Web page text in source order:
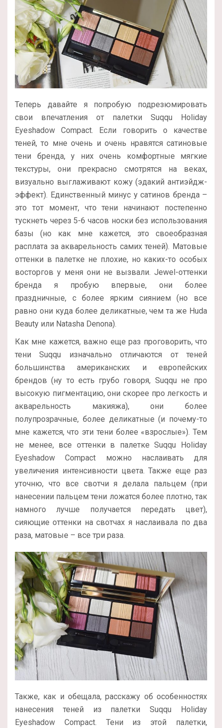
Теперь давайте я попробую подрезюмировать
свои впечатления от палетки Suqqu Holiday
Eyeshadow Compact. Если говорить о качестве
теней, то мне очень и очень нравятся сатиновые
тени бренда, у них очень комфортные мягкие
текстуры, они прекрасно смотрятся на веках,
визуально выглаживают кожу (эдакий антиэйдж-
эффект). Единственный минус у сатинов бренда –
это тот момент, что тени начинают постепенно
тускнеть через 5-6 часов носки без использования
базы (но как мне кажется, это своеобразная
расплата за акварельность самих теней). Матовые
оттенки в палетке не плохие, но каких-то особых
восторгов у меня они не вызвали. Jewel-оттенки
бренда я пробую впервые, они более
праздничные, с более ярким сиянием (но все
равно они куда более деликатные, чем та же Huda
Beauty или Natasha Denona).
Как мне кажется, важно еще раз проговорить, что
тени Suqqu изначально отличаются от теней
большинства американских и европейских
брендов (ну то есть грубо говоря, Suqqu не про
высокую пигментацию, они скорее про легкость и
акварельность макияжа), они более
полупрозрачные, более деликатные (и почему-то
мне кажется, что эти тени более «взрослые»). Тем
не менее, все оттенки в палетке Suqqu Holiday
Eyeshadow Compact можно наслаивать для
увеличения интенсивности цвета. Также еще раз
уточню, что все свотчи я делала пальцем (при
нанесении пальцем тени ложатся более плотно, так
намного лучше получается передать цвет),
сияющие оттенки на свотчах я наслаивала по два
раза, матовые – все три раза.
Также, как и обещала, расскажу об особенностях
нанесения теней из палетки Suqqu Holiday
Eyeshadow Compact. Тени из этой палетки,